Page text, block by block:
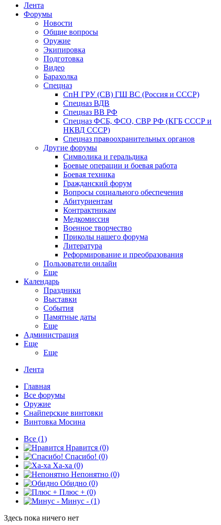
Лента
Форумы
Новости
Общие вопросы
Оружие
Экипировка
Подготовка
Видео
Барахолка
Спецназ
СпН ГРУ (СВ) ГШ ВС (Россия и СССР)
Спецназ ВДВ
Спецназ ВВ РФ
Спецназ ФСБ, ФСО, СВР РФ (КГБ СССР и
НКВД СССР)
Спецназ правоохранительных органов
Другие форумы
Символика и геральдика
Боевые операции и боевая работа
Боевая техника
Гражданский форум
Вопросы социального обеспечения
Абитуриентам
Контрактникам
Медкомиссия
Военное творчество
Приколы нашего форума
Литература
Реформирование и преобразования
Пользователи онлайн
Еще
Календарь
Праздники
Выставки
События
Памятные даты
Еще
Администрация
Еще
Еще
Лента
Главная
Все форумы
Оружие
Снайперские винтовки
Винтовка Мосина
Все (1)
Нравится (0)
Спасибо! (0)
Ха-ха (0)
Непонятно (0)
Обидно (0)
Плюс + (0)
Минус - (1)
Здесь пока ничего нет